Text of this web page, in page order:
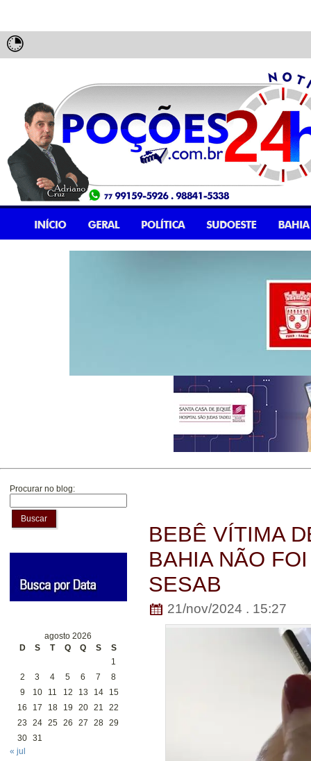
Procurar no blog:
Buscar
agosto 2026
D
S T Q Q S
S
1
2
3 4 5 6 7
8
9
10 11 12 13 14
15
16
17 18 19 20 21
22
23
24 25 26 27 28 29
30 31
« jul
BEBÊ VÍTIMA
BAHIA NÃO
SESAB
21/nov/2024 . 15:27